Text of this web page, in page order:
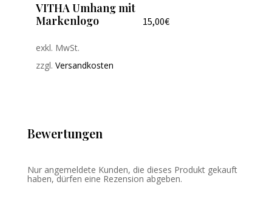
VITHA Umhang mit
Markenlogo
15,00€
exkl. MwSt.
zzgl. Versandkosten
Bewertungen
Nur angemeldete Kunden, die dieses Produkt gekauft
haben, dürfen eine Rezension abgeben.